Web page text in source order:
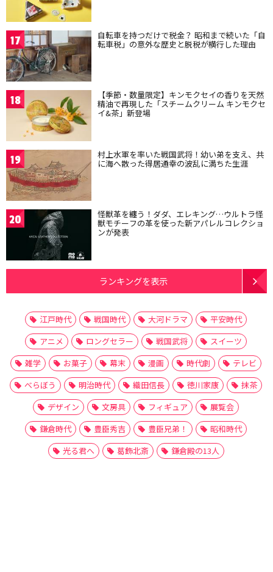
17 自転車を持つだけで税金？ 昭和まで続いた「自
転車税」の意外な歴史と脱税が横行した理由
18 【季節・数量限定】キンモクセイの香りを天然
精油で再現した「スチームクリーム キンモクセ
イ&茶」新登場
19 村上水軍を率いた戦国武将！幼い弟を支え、共
に海へ散った得居通幸の波乱に満ちた生涯
20 怪獣革を纏う！ダダ、エレキング…ウルトラ怪
獣モチーフの革を使った新アパレルコレクショ
ンが発表
ランキングを表示
江戸時代 戦国時代 大河ドラマ
平安時代
アニメ
ロングセラー 戦国武将
スイーツ
雑学
お菓子 幕末 漫画 時代劇
テレビ
べらぼう
明治時代 織田信長 徳川家康
抹茶
デザイン
文房具 フィギュア
展覧会
鎌倉時代
豊臣秀吉 豊臣兄弟！
昭和時代
光る君へ
葛飾北斎 鎌倉殿の13人